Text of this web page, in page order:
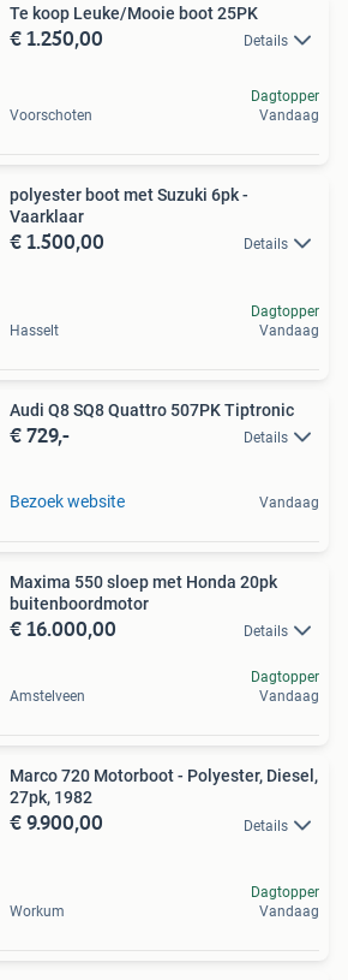
Te koop Leuke/Mooie boot 25PK
€ 1.250,00 Details
Voorschoten
Dagtopper
Vandaag
polyester boot met Suzuki 6pk -
Vaarklaar
€ 1.500,00 Details
Hasselt
Dagtopper
Vandaag
Audi Q8 SQ8 Quattro 507PK Tiptronic
€ 729,- Details
Bezoek website Vandaag
Maxima 550 sloep met Honda 20pk
buitenboordmotor
€ 16.000,00 Details
Amstelveen
Dagtopper
Vandaag
Marco 720 Motorboot - Polyester, Diesel,
27pk, 1982
€ 9.900,00 Details
Workum
Dagtopper
Vandaag